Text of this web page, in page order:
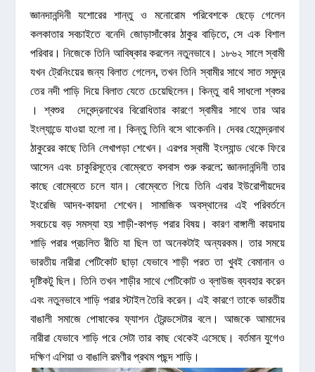
জ্ঞানদানন্দিনী যশোরের শান্তু ও মনোরোম পরিবেশকে ছেড়ে গেলেন
কলকাতার সবচাইতে বনেদি জোড়াসাঁকোর ঠাকুর বাড়িতে, সে এক বিশাল
পরিবার। নিজেকে তিনি আবিষ্কার করলেন নতুনভাবে। ১৮৬২ সালে স্বামী
যখন ট্রেনিংয়ের জন্য বিলাত গেলেন, তখন তিনি স্বামীর সাথে সাত সমুদ্র
তের নদী পাড়ি দিয়ে বিলাত যেতে চেয়েছিলেন। কিন্তু বাধঁ সাধলো শ্বশুর
। শ্বশুর দেবেন্দ্রনাথের বিরোধিতার কারণে স্বামীর সাথে তার আর
ইংল্যান্ডে যাওয়া হলো না। কিন্তু তিনি বসে থাকেননি। দেবর হেমেন্দ্রনাথ
ঠাকুরের কাছে তিনি লেখাপড়া শেখেন। এরপর স্বামী ইংল্যান্ড থেকে ফিরে
আসেন এবং চাকুরিসূত্রে বোম্বেতে বসবাস শুরু করলে; জ্ঞানদানন্দিনী তার
কাছে বোম্বেতে চলে যান। বোম্বেতে গিয়ে তিনি এবার ইউরোপীয়দের
ইংরেজি আদব-কায়দা শেখেন। সামাজিক অবস্থানের এই পরিবর্তনে
সবচেয়ে বড় সমস্যা হয় শাড়ী-কাপড় পরার বিষয়। কারণ বাঙ্গালী কায়দায়
শাড়ি পরার প্রচলিত রীতি যা ছিল তা অনেকটাই অন্যরকম। তার সময়ে
ভারতীয় নারীরা পেটিকোট ছাড়া যেভাবে শাড়ী পরত তা খুবই বেমানান ও
দৃষ্টিকটু ছিল। তিনি তখন শাড়ীর সাথে পেটিকোট ও ব্লাউজ ব্যবহার করেন
এবং নতুনভাবে শাড়ি পরার স্টাইল তৈরি করেন। এই কারণে তাকে ভারতীয়
বাঙালী সমাজে পোষাকের ফ্যাশন ট্রেন্ডসেটার বলে। আজকে আমাদের
নারীরা যেভাবে শাড়ি পরে সেটা তার কাছ থেকেই এসেছে। বর্তমান যুগেও
দক্ষিণ এশিয়া ও বাঙালি রমণীর প্রথম পছন্দ শাড়ি।